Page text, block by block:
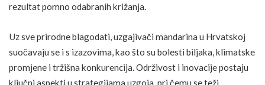
rezultat pomno odabranih križanja.
Uz sve prirodne blagodati, uzgajivači mandarina u Hrvatskoj
suočavaju se i s izazovima, kao što su bolesti biljaka, klimatske
promjene i tržišna konkurencija. Održivost i inovacije postaju
ključni aspekti u strategijama uzgoja, pri čemu se teži